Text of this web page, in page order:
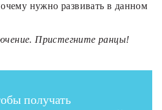
нужно развивать в данном
Пристегните ранцы!
получать